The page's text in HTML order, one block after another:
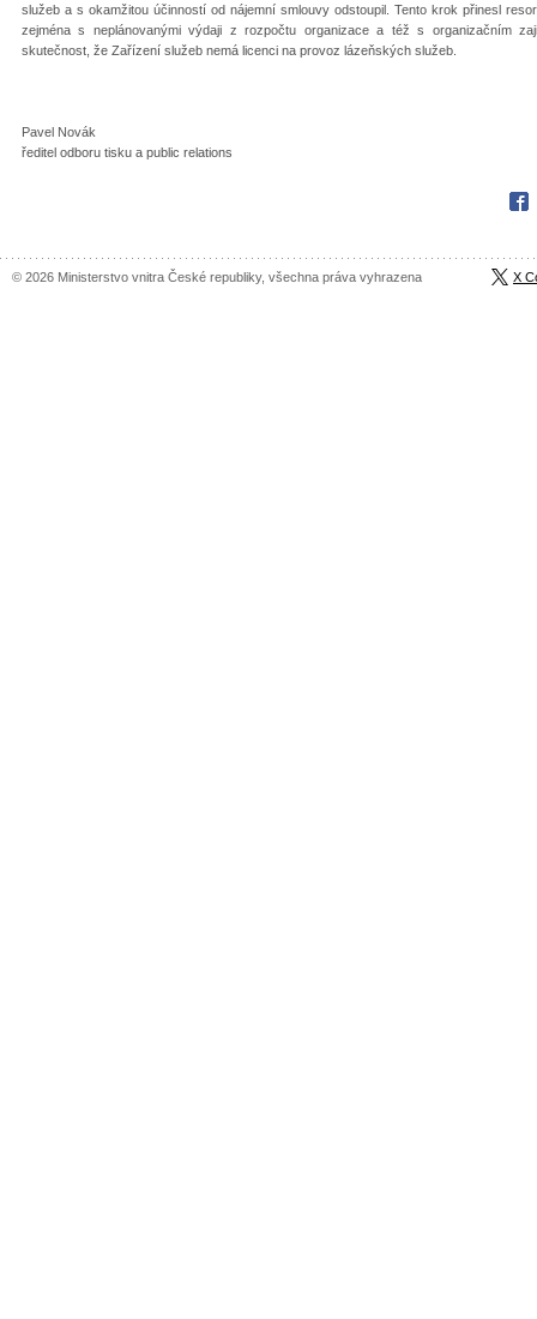
služeb a s okamžitou účinností od nájemní smlouvy odstoupil. Tento krok přinesl
zejména s neplánovanými výdaji z rozpočtu organizace a též s organizačním
skutečnost, že Zařízení služeb nemá licenci na provoz lázeňských služeb.
Pavel Novák
ředitel odboru tisku a public relations
© 2026 Ministerstvo vnitra České republiky, všechna práva vyhrazena X